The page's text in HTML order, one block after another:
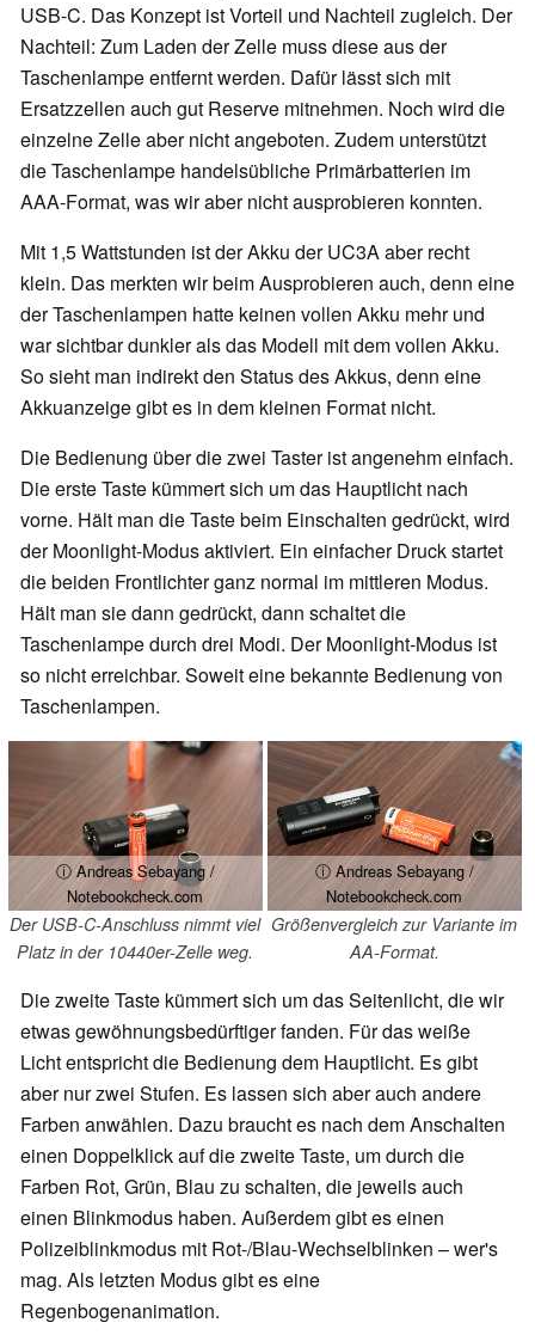
USB-C. Das Konzept ist Vorteil und Nachteil zugleich. Der
Nachteil: Zum Laden der Zelle muss diese aus der
Taschenlampe entfernt werden. Dafür lässt sich mit
Ersatzzellen auch gut Reserve mitnehmen. Noch wird die
einzelne Zelle aber nicht angeboten. Zudem unterstützt
die Taschenlampe handelsübliche Primärbatterien im
AAA-Format, was wir aber nicht ausprobieren konnten.
Mit 1,5 Wattstunden ist der Akku der UC3A aber recht
klein. Das merkten wir beim Ausprobieren auch, denn eine
der Taschenlampen hatte keinen vollen Akku mehr und
war sichtbar dunkler als das Modell mit dem vollen Akku.
So sieht man indirekt den Status des Akkus, denn eine
Akkuanzeige gibt es in dem kleinen Format nicht.
Die Bedienung über die zwei Taster ist angenehm einfach.
Die erste Taste kümmert sich um das Hauptlicht nach
vorne. Hält man die Taste beim Einschalten gedrückt, wird
der Moonlight-Modus aktiviert. Ein einfacher Druck startet
die beiden Frontlichter ganz normal im mittleren Modus.
Hält man sie dann gedrückt, dann schaltet die
Taschenlampe durch drei Modi. Der Moonlight-Modus ist
so nicht erreichbar. Soweit eine bekannte Bedienung von
Taschenlampen.
ⓘ Andreas Sebayang /
Notebookcheck.com
Der USB-C-Anschluss nimmt viel
Platz in der 10440er-Zelle weg.
ⓘ Andreas Sebayang /
Notebookcheck.com
Größenvergleich zur Variante im
AA-Format.
Die zweite Taste kümmert sich um das Seitenlicht, die wir
etwas gewöhnungsbedürftiger fanden. Für das weiße
Licht entspricht die Bedienung dem Hauptlicht. Es gibt
aber nur zwei Stufen. Es lassen sich aber auch andere
Farben anwählen. Dazu braucht es nach dem Anschalten
einen Doppelklick auf die zweite Taste, um durch die
Farben Rot, Grün, Blau zu schalten, die jeweils auch
einen Blinkmodus haben. Außerdem gibt es einen
Polizeiblinkmodus mit Rot-/Blau-Wechselblinken – wer's
mag. Als letzten Modus gibt es eine
Regenbogenanimation.